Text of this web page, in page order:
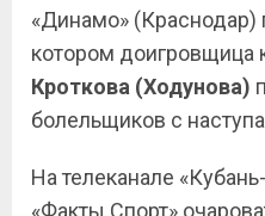
«Динамо» (Краснодар)
котором доигровщица
Кроткова (Ходунова)
болельщиков с
На телеканале
«Факты.Спорт»